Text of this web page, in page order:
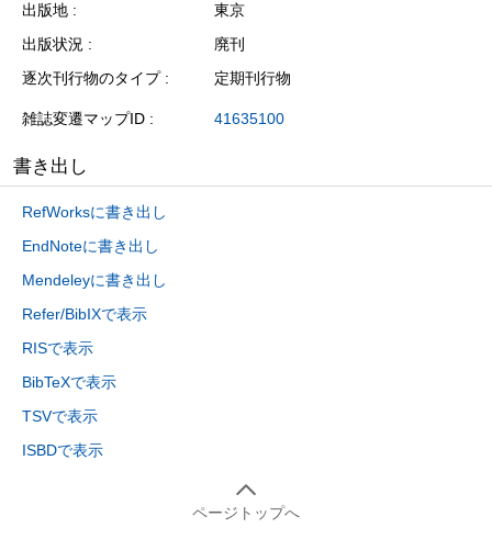
出版地
東京
出版状況
廃刊
逐次刊行物のタイプ
定期刊行物
雑誌変遷マップID 41635100
書き出し
RefWorksに書き出し
EndNoteに書き出し
Mendeleyに書き出し
Refer/BibIXで表示
RISで表示
BibTeXで表示
TSVで表示
ISBDで表示
ページトップへ